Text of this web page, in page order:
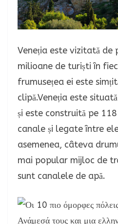
Veneția este vizitată de
milioane de turiști în
frumusețea ei este
clipă.Veneția este
și este construită pe
canale și legate între
asemenea, câteva
mai popular mijloc de
sunt canalele de apă.